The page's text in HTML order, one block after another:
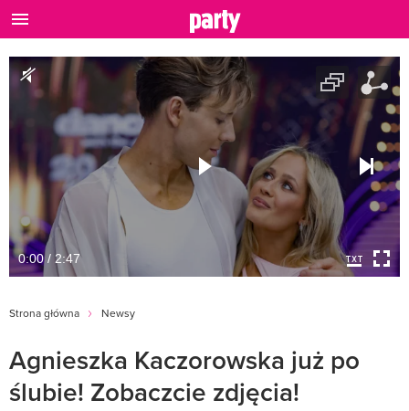
0:00 / 2:47
Strona główna Newsy
Agnieszka Kaczorowska już po
ślubie! Zobaczcie zdjęcia!